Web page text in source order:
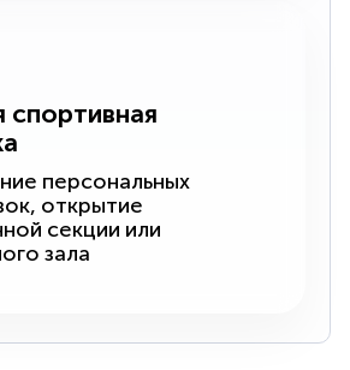
спортивная
персональных
открытие
секции или
зала